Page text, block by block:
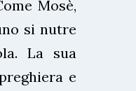
Mosè,
si nutre
La sua
e